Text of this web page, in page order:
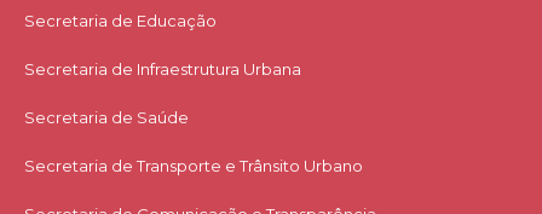
Secretaria de Educação
Secretaria de Infraestrutura Urbana
Secretaria de Saúde
Secretaria de Transporte e Trânsito Urbano